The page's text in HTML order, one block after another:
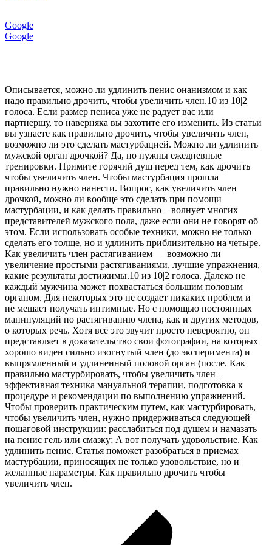
Google
Google
Описывается, можно ли удлинить пенис онанизмом и как
надо правильно дрочить, чтобы увеличить член.10 из 10|2
голоса. Если размер пениса уже не радует вас или
партнершу, то наверняка вы захотите его изменить. Из статьи
вы узнаете как правильно дрочить, чтобы увеличить член,
возможно ли это сделать мастурбацией. Можно ли удлинить
мужской орган дрочкой? Да, но нужны ежедневные
тренировки. Примите горячий душ перед тем, как дрочить
чтобы увеличить член. Чтобы мастурбация прошла
правильно нужно нанести. Вопрос, как увеличить член
дрочкой, можно ли вообще это сделать при помощи
мастурбации, и как делать правильно – волнует многих
представителей мужского пола, даже если они не говорят об
этом. Если использовать особые техники, можно не только
сделать его толще, но и удлинить приблизительно на четыре.
Как увеличить член растягиванием — возможно ли
увеличение простыми растягиваниями, лучшие упражнения,
какие результаты достижимы.10 из 10|2 голоса. Далеко не
каждый мужчина может похвастаться большим половым
органом. Для некоторых это не создает никаких проблем и
не мешает получать интимные. Но с помощью постоянных
манипуляций по растягиванию члена, как и других методов,
о которых речь. Хотя все это звучит просто невероятно, он
представляет в доказательство свои фотографии, на которых
хорошо виден сильно изогнутый член (до эксперимента) и
выпрямленный и удлиненный половой орган (после. Как
правильно мастурбировать, чтобы увеличить член –
эффективная техника мануальной терапии, подготовка к
процедуре и рекомендации по выполнению упражнений.
Чтобы проверить практическим путем, как мастурбировать,
чтобы увеличить член, нужно придерживаться следующей
пошаговой инструкции: расслабиться под душем и намазать
на пенис гель или смазку; А вот получать удовольствие. Как
удлинить пенис. Статья поможет разобраться в приемах
мастурбации, приносящих не только удовольствие, но и
желанные параметры. Как правильно дрочить чтобы
увеличить член.